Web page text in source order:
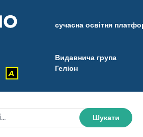
сучасна освітня
A
Видавнича група
Геліон
Шукати